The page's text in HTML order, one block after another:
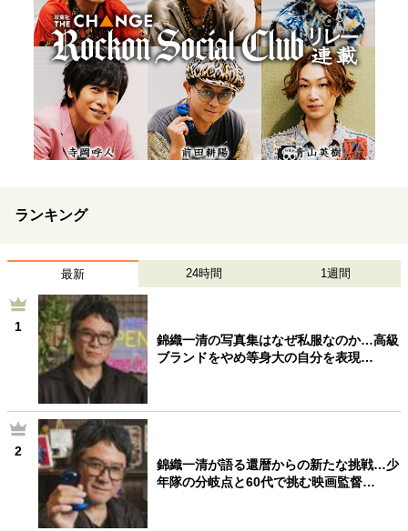
ランキング
最新 24時間 1週間
1
錦織一清の写真集はなぜ私服なのか…高級
ブランドをやめ等身大の自分を表現…
2
錦織一清が語る還暦からの新たな挑戦…少
年隊の分岐点と60代で挑む映画監督…